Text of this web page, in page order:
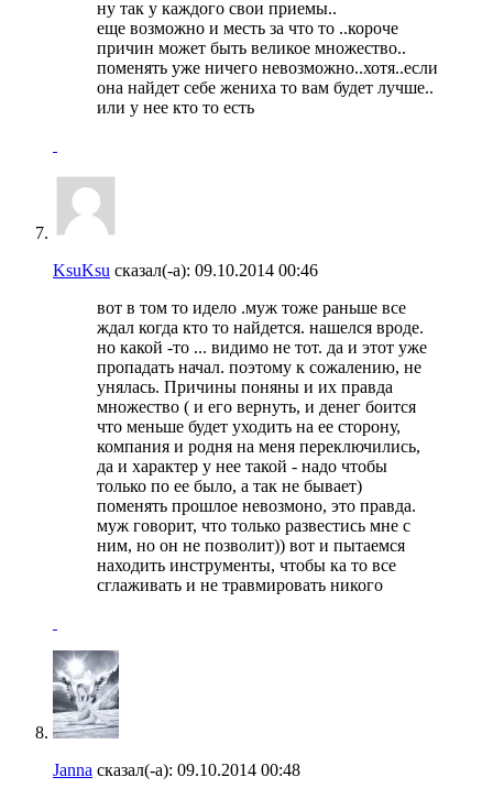
ну так у каждого свои приемы..
еще возможно и месть за что то ..короче
причин может быть великое множество..
поменять уже ничего невозможно..хотя..если
она найдет себе жениха то вам будет лучше..
или у нее кто то есть
KsuKsu сказал(-а): 09.10.2014 00:46
вот в том то идело .муж тоже раньше все
ждал когда кто то найдется. нашелся вроде.
но какой -то ... видимо не тот. да и этот уже
пропадать начал. поэтому к сожалению, не
унялась. Причины поняны и их правда
множество ( и его вернуть, и денег боится
что меньше будет уходить на ее сторону,
компания и родня на меня переключились,
да и характер у нее такой - надо чтобы
только по ее было, а так не бывает)
поменять прошлое невозмоно, это правда.
муж говорит, что только развестись мне с
ним, но он не позволит)) вот и пытаемся
находить инструменты, чтобы ка то все
сглаживать и не травмировать никого
Janna сказал(-а): 09.10.2014 00:48